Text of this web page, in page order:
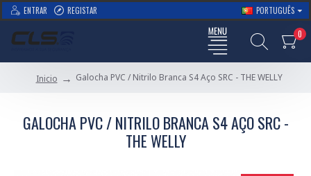
ENTRAR REGISTAR PORTUGUÊS
0
Inicio Galocha PVC / Nitrilo Branca S4 Aço SRC - THE WELLY
GALOCHA PVC / NITRILO BRANCA S4 AÇO SRC -
THE WELLY